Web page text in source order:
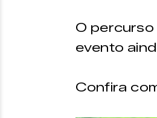
O percurso
evento
Confira